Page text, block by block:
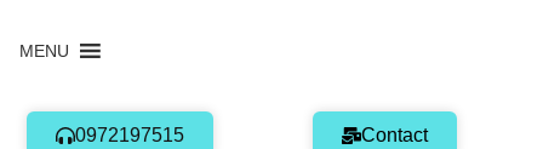
MENU
0972197515 Contact